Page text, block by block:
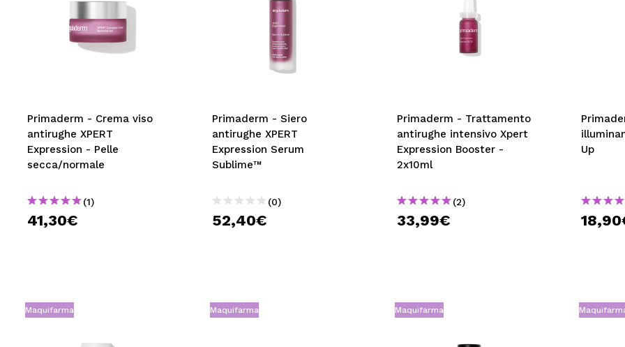
Primaderm - Crema viso
antirughe XPERT
Expression - Pelle
secca/normale
(1)
41,30€
Primaderm - Siero
antirughe XPERT
Expression Serum
Sublime™
(0)
52,40€
Primaderm - Trattamento
antirughe intensivo Xpert
Expression Booster -
2x10ml
(2)
33,99€
Up
Maquifarma Maquifarma Maquifarma